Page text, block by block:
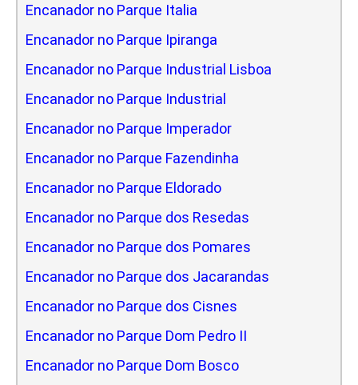
Encanador no Parque Italia
Encanador no Parque Ipiranga
Encanador no Parque Industrial Lisboa
Encanador no Parque Industrial
Encanador no Parque Imperador
Encanador no Parque Fazendinha
Encanador no Parque Eldorado
Encanador no Parque dos Resedas
Encanador no Parque dos Pomares
Encanador no Parque dos Jacarandas
Encanador no Parque dos Cisnes
Encanador no Parque Dom Pedro II
Encanador no Parque Dom Bosco